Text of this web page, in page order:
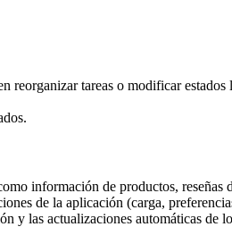
tareas o modificar
información de productos, reseñas
de la aplicación (carga,
y las actualizaciones automáticas de